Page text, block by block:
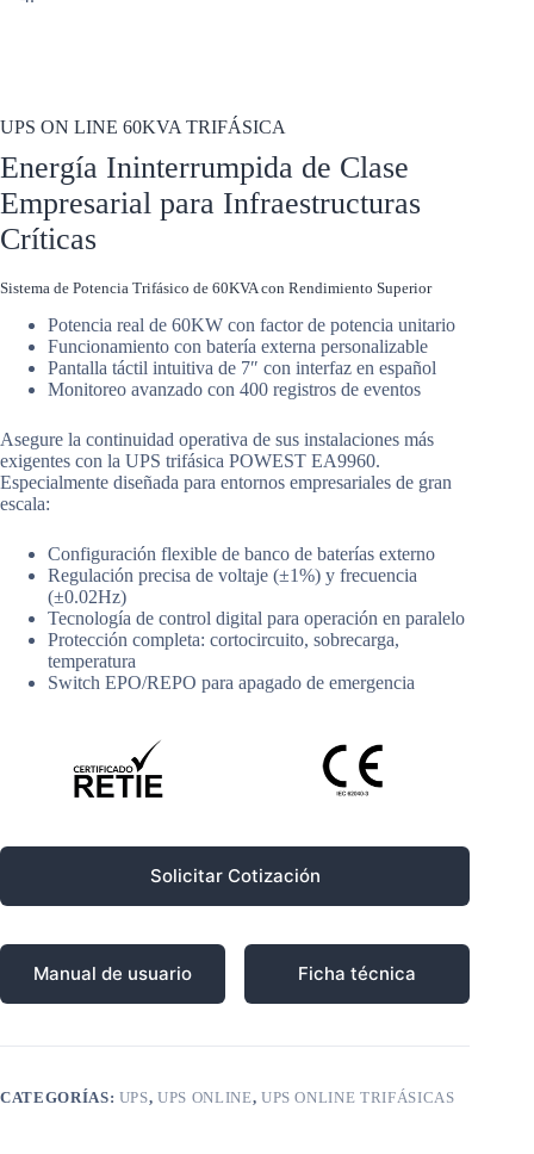
UPS ON LINE 60KVA TRIFÁSICA
Energía Ininterrumpida de Clase
Empresarial para Infraestructuras
Críticas
Sistema de Potencia Trifásico de 60KVA con Rendimiento Superior
Potencia real de 60KW con factor de potencia unitario
Funcionamiento con batería externa personalizable
Pantalla táctil intuitiva de 7″ con interfaz en español
Monitoreo avanzado con 400 registros de eventos
Asegure la continuidad operativa de sus instalaciones más
exigentes con la UPS trifásica POWEST EA9960.
Especialmente diseñada para entornos empresariales de gran
escala:
Configuración flexible de banco de baterías externo
Regulación precisa de voltaje (±1%) y frecuencia
(±0.02Hz)
Tecnología de control digital para operación en paralelo
Protección completa: cortocircuito, sobrecarga,
temperatura
Switch EPO/REPO para apagado de emergencia
Solicitar Cotización
Manual de usuario Ficha técnica
CATEGORÍAS: UPS,UPS ONLINE, UPS ONLINE TRIFÁSICAS